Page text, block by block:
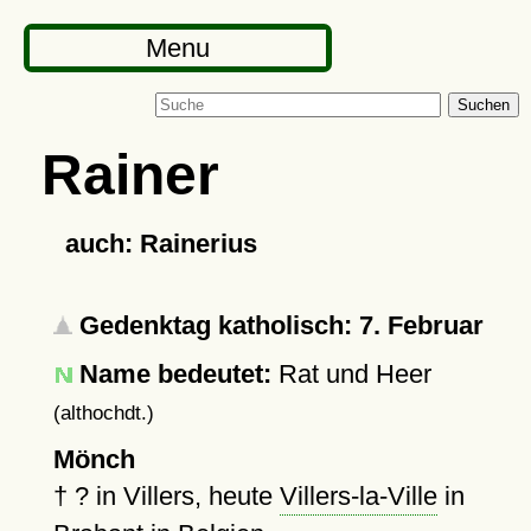
Menu
Suchen
Rainer
auch: Rainerius
Gedenktag katholisch: 7. Februar
Name bedeutet: Rat und Heer
(althochdt.)
Mönch
† ?in Villers, heute Villers-la-Villein